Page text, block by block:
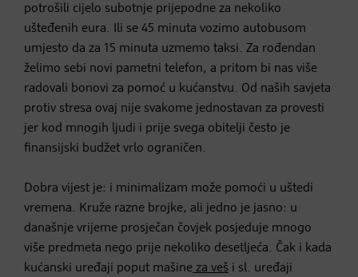
potrošili cijelo subotnje prijepodne za nekoliko
ušteđenih eura. Ili se 45 minuta vozimo autobusom
umjesto da za 15 minuta uzmemo taksi. Za rođendan
želimo sebi novi pametni telefon, a pritom bi nas više
radovali bonovi za pomoć u kućanstvu. Od naših savjeta
protiv stresa ovaj nije svakome jednostavan za provesti
jer kod mnogih ljudi i prije svega obitelji često je
finansijski budžet vrlo ograničen.
Dobra vijest je: i minimalizam može pomoći u uštedi
vremena. Kruže razne brojke, ali jedno je jasno: u
današnje vrijeme prosječan čovjek posjeduje mnogo
više predmeta nego prije nekoliko desetljeća. Čak i kada
kućanski uređaji poput mašine za veš i sl. uređaji